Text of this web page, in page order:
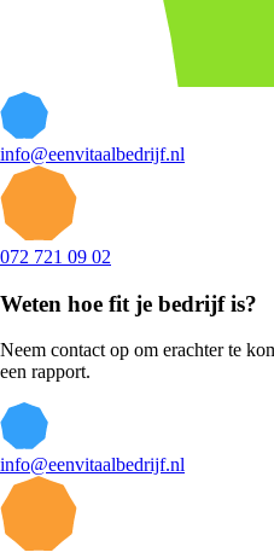
info@eenvitaalbedrijf.nl
072 721 09 02
Weten hoe fit je bedrijf is?
Neem contact op om erachter te
een rapport.
info@eenvitaalbedrijf.nl